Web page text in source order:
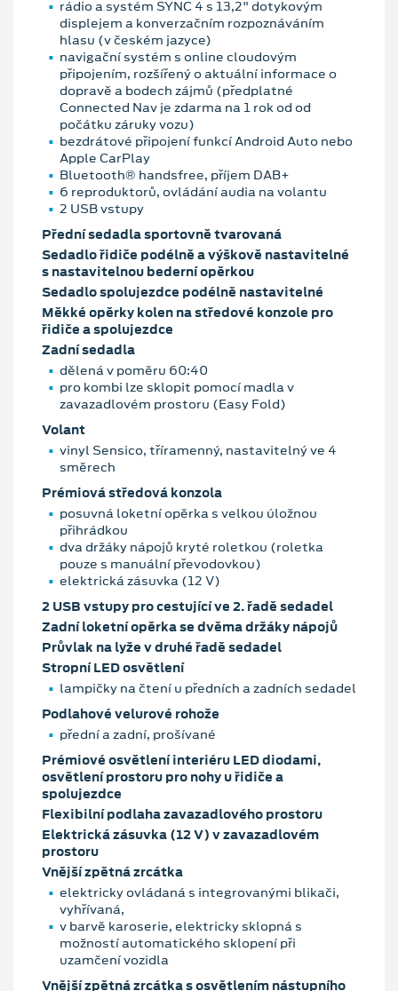
rádio a systém SYNC 4 s 13,2" dotykovým
displejem a konverzačním rozpoznáváním
hlasu (v českém jazyce)
navigační systém s online cloudovým
připojením, rozšířený o aktuální informace o
dopravě a bodech zájmů (předplatné
Connected Nav je zdarma na 1 rok od od
počátku záruky vozu)
bezdrátové připojení funkcí Android Auto nebo
Apple CarPlay
Bluetooth® handsfree, příjem DAB+
6 reproduktorů, ovládání audia na volantu
2 USB vstupy
Přední sedadla sportovně tvarovaná
Sedadlo řidiče podélně a výškově nastavitelné
s nastavitelnou bederní opěrkou
Sedadlo spolujezdce podélně nastavitelné
Měkké opěrky kolen na středové konzole pro
řidiče a spolujezdce
Zadní sedadla
dělená v poměru 60:40
pro kombi lze sklopit pomocí madla v
zavazadlovém prostoru (Easy Fold)
Volant
vinyl Sensico, tříramenný, nastavitelný ve 4
směrech
Prémiová středová konzola
posuvná loketní opěrka s velkou úložnou
přihrádkou
dva držáky nápojů kryté roletkou (roletka
pouze s manuální převodovkou)
elektrická zásuvka (12 V)
2 USB vstupy pro cestující ve 2. řadě sedadel
Zadní loketní opěrka se dvěma držáky nápojů
Průvlak na lyže v druhé řadě sedadel
Stropní LED osvětlení
lampičky na čtení u předních a zadních sedadel
Podlahové velurové rohože
přední a zadní, prošívané
Prémiové osvětlení interiéru LED diodami,
osvětlení prostoru pro nohy u řidiče a
spolujezdce
Flexibilní podlaha zavazadlového prostoru
Elektrická zásuvka (12 V) v zavazadlovém
prostoru
Vnější zpětná zrcátka
elektricky ovládaná s integrovanými blikači,
vyhřívaná,
v barvě karoserie, elektricky sklopná s
možností automatického sklopení při
uzamčení vozidla
Vnější zpětná zrcátka s osvětlením nástupního